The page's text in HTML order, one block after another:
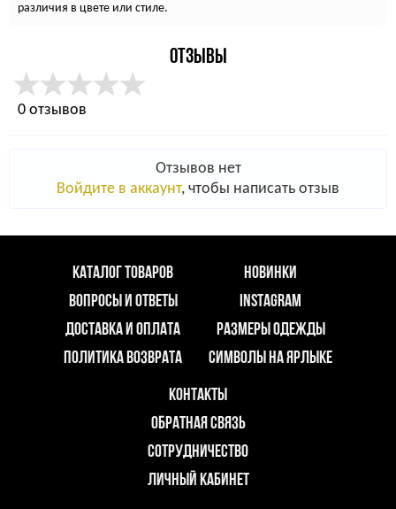
различия в цвете или стиле.
ОТЗЫВЫ
0 отзывов
Отзывов нет
Войдите в аккаунт, чтобы написать отзыв
КАТАЛОГ ТОВАРОВ
ВОПРОСЫ И ОТВЕТЫ
ДОСТАВКА И ОПЛАТА
ПОЛИТИКА ВОЗВРАТА
НОВИНКИ
INSTAGRAM
РАЗМЕРЫ ОДЕЖДЫ
СИМВОЛЫ НА ЯРЛЫКЕ
КОНТАКТЫ
ОБРАТНАЯ СВЯЗЬ
СОТРУДНИЧЕСТВО
ЛИЧНЫЙ КАБИНЕТ